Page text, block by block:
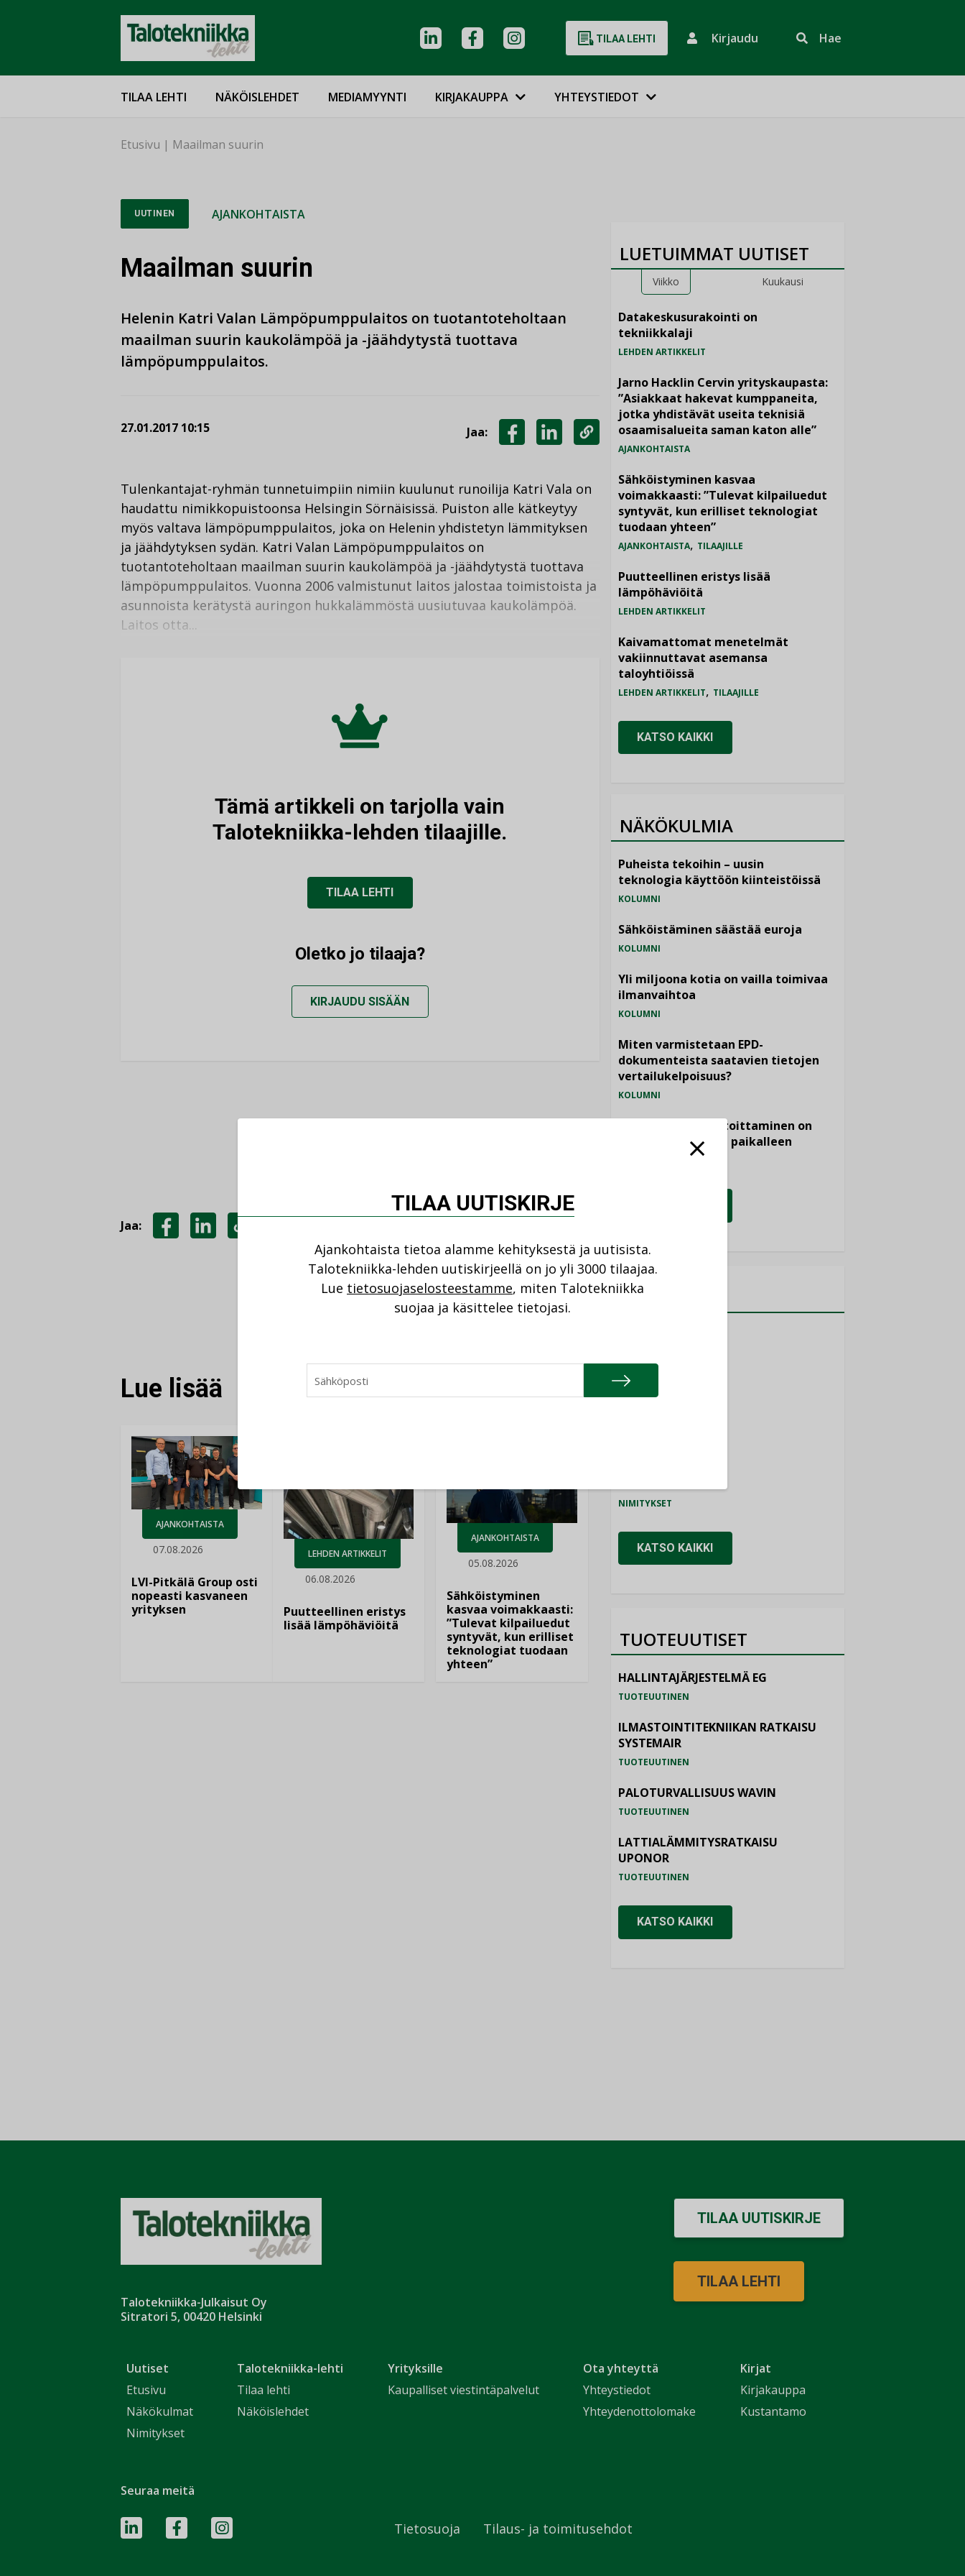
TILAA LEHTI Kirjaudu Hae
TILAA LEHTI NÄKÖISLEHDET MEDIAMYYNTI KIRJAKAUPPA YHTEYSTIEDOT
Etusivu | Maailman suurin
UUTINEN AJANKOHTAISTA
Maailman suurin
Helenin Katri Valan Lämpöpumppulaitos on tuotantoteholtaan
maailman suurin kaukolämpöä ja -jäähdytystä tuottava
lämpöpumppulaitos.
27.01.2017 10:15 Jaa:
KOPIOI
Tulenkantajat-ryhmän tunnetuimpiin nimiin kuulunut runoilija Katri Vala on
haudattu nimikkopuistoonsa Helsingin Sörnäisissä. Puiston alle kätkeytyy
myös valtava lämpöpumppulaitos, joka on Helenin yhdistetyn lämmityksen
ja jäähdytyksen sydän. Katri Valan Lämpöpumppulaitos on
tuotantoteholtaan maailman suurin kaukolämpöä ja -jäähdytystä tuottava
lämpöpumppulaitos. Vuonna 2006 valmistunut laitos jalostaa toimistoista ja
asunnoista kerätystä auringon hukkalämmöstä uusiutuvaa kaukolämpöä.
Laitos otta...
Tämä artikkeli on tarjolla vain
Talotekniikka-lehden tilaajille.
TILAA LEHTI
Oletko jo tilaaja?
KIRJAUDU SISÄÄN
Jaa:
KAUKOLÄMPÖ
Lue lisää
AJANKOHTAISTA
07.08.2026
LVI-Pitkälä Group osti
nopeasti kasvaneen
yrityksen
LEHDEN ARTIKKELIT
06.08.2026
Puutteellinen eristys
lisää lämpöhäviöitä
AJANKOHTAISTA
05.08.2026
Sähköistyminen
kasvaa voimakkaasti:
”Tulevat kilpailuedut
syntyvät, kun erilliset
teknologiat tuodaan
yhteen”
LUETUIMMAT UUTISET
Viikko Kuukausi
Datakeskusurakointi on
tekniikkalaji
LEHDEN ARTIKKELIT
Jarno Hacklin Cervin yrityskaupasta:
”Asiakkaat hakevat kumppaneita,
jotka yhdistävät useita teknisiä
osaamisalueita saman katon alle”
AJANKOHTAISTA
Sähköistyminen kasvaa
voimakkaasti: ”Tulevat kilpailuedut
syntyvät, kun erilliset teknologiat
tuodaan yhteen”
AJANKOHTAISTA, TILAAJILLE
Puutteellinen eristys lisää
lämpöhäviöitä
LEHDEN ARTIKKELIT
Kaivamattomat menetelmät
vakiinnuttavat asemansa
taloyhtiöissä
LEHDEN ARTIKKELIT, TILAAJILLE
KATSO KAIKKI
NÄKÖKULMIA
Puheista tekoihin – uusin
teknologia käyttöön kiinteistöissä
KOLUMNI
Sähköistäminen säästää euroja
KOLUMNI
Yli miljoona kotia on vailla toimivaa
ilmanvaihtoa
KOLUMNI
Miten varmistetaan EPD-
dokumenteista saatavien tietojen
vertailukelpoisuus?
KOLUMNI
Vesi- ja viemärimitoittaminen on
jämähtänyt ajassa paikalleen
NIMITYKSET
Refair
NIMITYKSET
KATSO KAIKKI
TUOTEUUTISET
HALLINTAJÄRJESTELMÄ EG
TUOTEUUTINEN
ILMASTOINTITEKNIIKAN RATKAISU
SYSTEMAIR
TUOTEUUTINEN
PALOTURVALLISUUS WAVIN
TUOTEUUTINEN
LATTIALÄMMITYSRATKAISU
UPONOR
TUOTEUUTINEN
KATSO KAIKKI
Talotekniikka-Julkaisut Oy
Sitratori 5, 00420 Helsinki
Uutiset
Etusivu
Näkökulmat
Nimitykset
Talotekniikka-lehti
Tilaa lehti
Näköislehdet
Yrityksille
Kaupalliset viestintäpalvelut
Ota yhteyttä
Yhteystiedot
Yhteydenottolomake
Kirjat
Kirjakauppa
Kustantamo
TILAA UUTISKIRJE
TILAA LEHTI
Seuraa meitä
Tietosuoja Tilaus- ja toimitusehdot
TILAA UUTISKIRJE
Ajankohtaista tietoa alamme kehityksestä ja uutisista.
Talotekniikka-lehden uutiskirjeellä on jo yli 3000 tilaajaa.
Lue tietosuojaselosteestamme, miten Talotekniikka
suojaa ja käsittelee tietojasi.